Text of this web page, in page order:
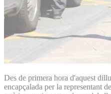
Des de primera hora d'aquest
encapçalada per la representant